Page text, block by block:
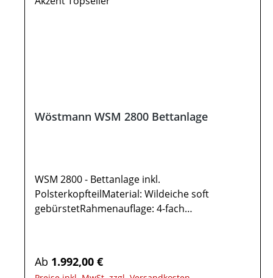
Wöstmann WSM 2800 Bettanlage
WSM 2800 - Bettanlage inkl.
PolsterkopfteilMaterial: Wildeiche soft
gebürstetRahmenauflage: 4-fach
Stellfläche in cm: B 167,6 - 187,6 - 207,6 / T
Regulärer Preis:
Ab 1.992,00 €